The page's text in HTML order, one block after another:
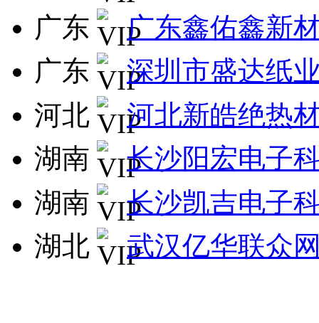
广东
广东鑫佑鑫新
广东
深圳市盛达纸
河北
河北新皓绝热
湖南
长沙阳宏电子
湖南
长沙凯吉电子
湖北
武汉亿华联众